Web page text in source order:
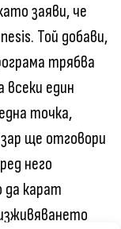
заяви, че
Той добави,
трябва
всеки един
точка,
ще отговори
него
карат